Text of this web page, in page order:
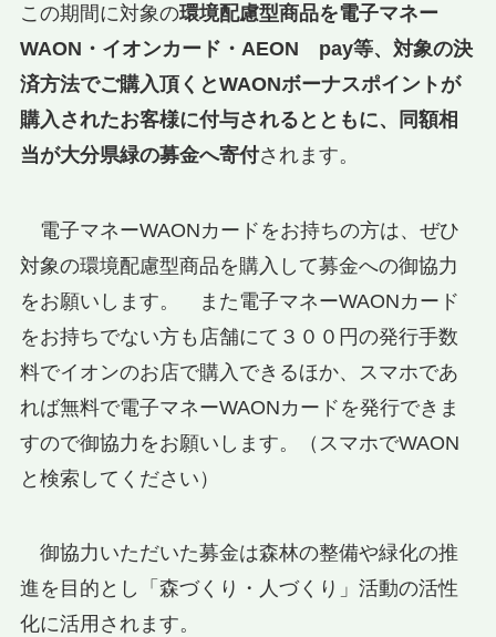
この期間に対象の環境配慮型商品を電子マネー
WAON・イオンカード・AEON pay等、対象の決
済方法でご購入頂くとWAONボーナスポイントが
購入されたお客様に付与されるとともに、同額相
当が大分県緑の募金へ寄付されます。
電子マネーWAONカードをお持ちの方は、ぜひ
対象の環境配慮型商品を購入して募金への御協力
をお願いします。 また電子マネーWAONカード
をお持ちでない方も店舗にて３００円の発行手数
料でイオンのお店で購入できるほか、スマホであ
れば無料で電子マネーWAONカードを発行できま
すので御協力をお願いします。（スマホでWAON
と検索してください）
御協力いただいた募金は森林の整備や緑化の推
進を目的とし「森づくり・人づくり」活動の活性
化に活用されます。